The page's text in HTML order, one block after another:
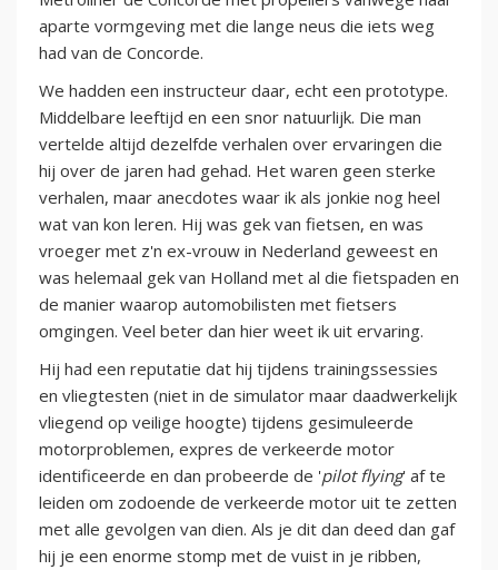
aparte vormgeving met die lange neus die iets weg
had van de Concorde.
We hadden een instructeur daar, echt een prototype.
Middelbare leeftijd en een snor natuurlijk. Die man
vertelde altijd dezelfde verhalen over ervaringen die
hij over de jaren had gehad. Het waren geen sterke
verhalen, maar anecdotes waar ik als jonkie nog heel
wat van kon leren. Hij was gek van fietsen, en was
vroeger met z'n ex-vrouw in Nederland geweest en
was helemaal gek van Holland met al die fietspaden en
de manier waarop automobilisten met fietsers
omgingen. Veel beter dan hier weet ik uit ervaring.
Hij had een reputatie dat hij tijdens trainingssessies
en vliegtesten (niet in de simulator maar daadwerkelijk
vliegend op veilige hoogte) tijdens gesimuleerde
motorproblemen, expres de verkeerde motor
identificeerde en dan probeerde de 'pilot flying' af te
leiden om zodoende de verkeerde motor uit te zetten
met alle gevolgen van dien. Als je dit dan deed dan gaf
hij je een enorme stomp met de vuist in je ribben,